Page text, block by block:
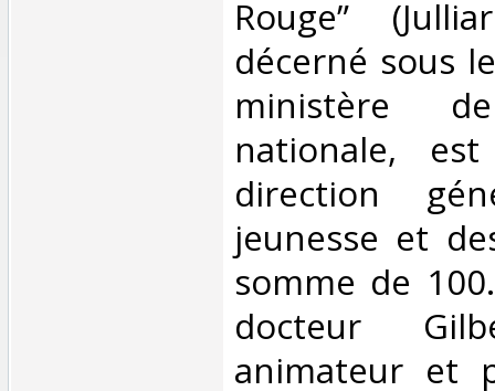
Rouge”
décerné sous
ministère
nationale,
direction
jeunesse et
somme de
docteur
animateur et